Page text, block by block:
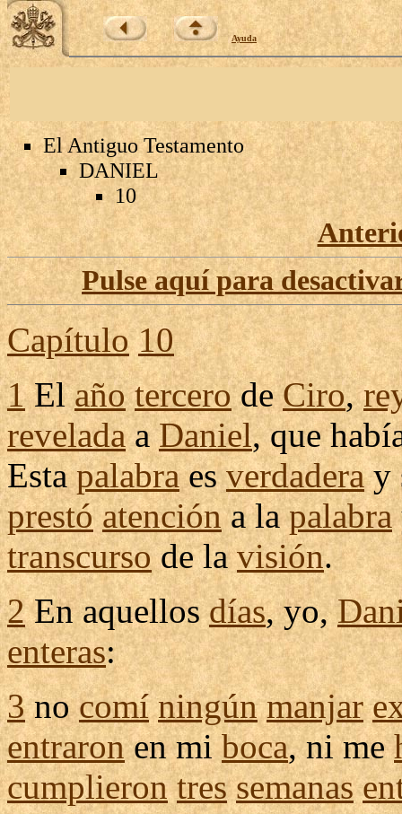
Ayuda
El Antiguo Testamento
DANIEL
10
Pulse aquí para
Capítulo 10
1Elaño tercerodeCiro,
reveladaaDaniel, que
Estapalabraesverdaderay
prestó atencióna lapalabra
transcursode lavisión.
2En aquellosdías, yo,
enteras:
3nocomí ningún manjar
entraronen miboca, ni me
cumplieron tres semanas